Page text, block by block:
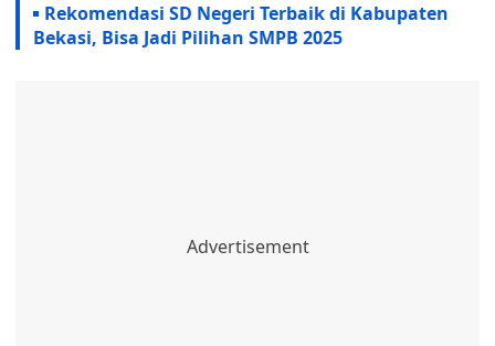
Rekomendasi SD Negeri Terbaik di Kabupaten
Bekasi, Bisa Jadi Pilihan SMPB 2025